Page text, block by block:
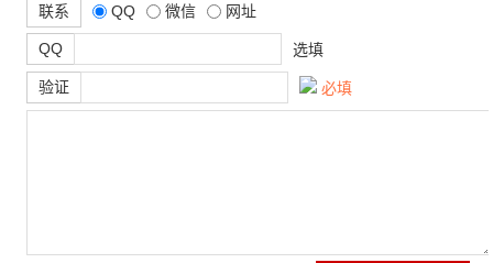
联系 QQ 微信 网址
QQ 选填
验证 必填